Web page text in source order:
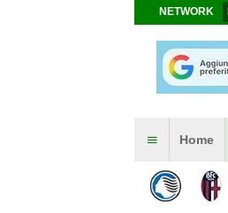
NETWORK
Home